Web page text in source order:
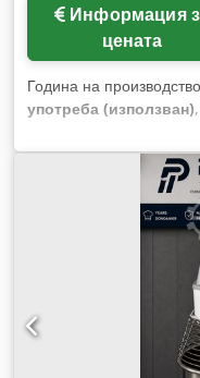
Информация за
цената
Година на
употреба (използван)
спирален месач с 4
производство: 2010 2
колело задвижване
панел Тестомесач със
време за месене
тесто Dcodpfswa Sz
тестото Иноксова
тесто Капацитет за
1020 литра